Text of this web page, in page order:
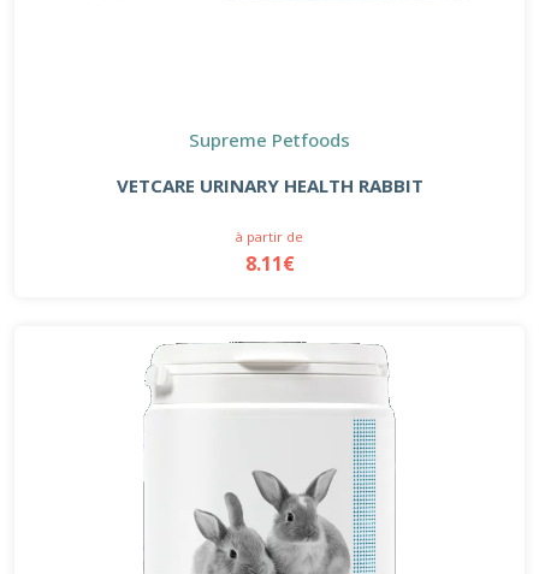
Supreme Petfoods
VETCARE URINARY HEALTH RABBIT
à partir de
8.11€